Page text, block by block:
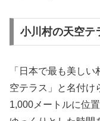
小川村の天空テ
「日本で最も美し
空テラス」と名付け
1,000メートルに位